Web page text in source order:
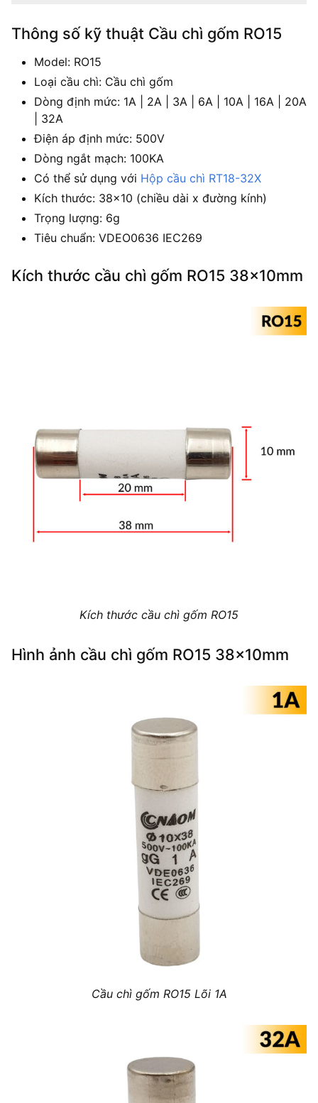
Thông số kỹ thuật Cầu chì gốm RO15
Model: RO15
Loại cầu chì: Cầu chì gốm
Dòng định mức: 1A | 2A | 3A | 6A | 10A | 16A | 20A
| 32A
Điện áp định mức: 500V
Dòng ngắt mạch: 100KA
Có thể sử dụng với Hộp cầu chì RT18-32X
Kích thước: 38×10 (chiều dài x đường kính)
Trọng lượng: 6g
Tiêu chuẩn: VDEO0636 IEC269
Kích thước cầu chì gốm RO15 38x10mm
Kích thước cầu chì gốm RO15
Hình ảnh cầu chì gốm RO15 38x10mm
Cầu chì gốm RO15 Lõi 1A